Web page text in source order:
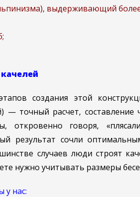
выдерживающий
создания этой
— точный расчет, составление
откровенно говоря,
результат сочли
случаев люди строят
нужно учитывать размеры
у нас: